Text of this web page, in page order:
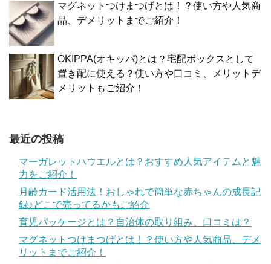
マグネットつけまつげとは！？使い方や人気商
品、デメリットまでご紹介！
OKIPPA(オキッパ)とは？宅配ボックスとして
置き配に使える？使い方や口コミ、メリットデ
メリットもご紹介！
最近の投稿
マーガレットハウエルとは？おすすめ人気アイテムと魅
力をご紹介！
月齢カード活用法！おしゃれで簡単な赤ちゃんの成長記
録♪どこで売ってるかもご紹介
育児パッケージとは？自治体の取り組み、口コミは？
マグネットつけまつげとは！？使い方や人気商品、デメ
リットまでご紹介！